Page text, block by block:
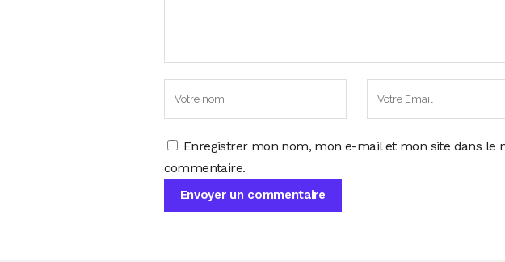
Enregistrer mon nom, mon e-mail et mon site dans le
commentaire.